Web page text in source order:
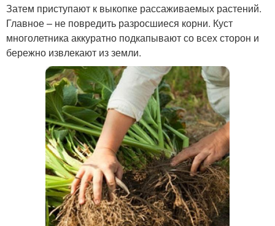
Затем приступают к выкопке рассаживаемых растений.
Главное – не повредить разросшиеся корни. Куст
многолетника аккуратно подкапывают со всех сторон и
бережно извлекают из земли.